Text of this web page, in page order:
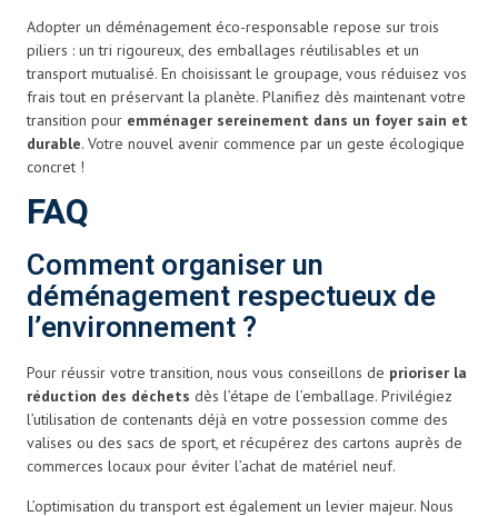
Adopter un déménagement éco-responsable repose sur trois
piliers : un tri rigoureux, des emballages réutilisables et un
transport mutualisé. En choisissant le groupage, vous réduisez vos
frais tout en préservant la planète. Planifiez dès maintenant votre
transition pour emménager sereinement dans un foyer sain et
durable. Votre nouvel avenir commence par un geste écologique
concret !
FAQ
Comment organiser un
déménagement respectueux de
l’environnement ?
Pour réussir votre transition, nous vous conseillons de prioriser la
réduction des déchets dès l’étape de l’emballage. Privilégiez
l’utilisation de contenants déjà en votre possession comme des
valises ou des sacs de sport, et récupérez des cartons auprès de
commerces locaux pour éviter l’achat de matériel neuf.
L’optimisation du transport est également un levier majeur. Nous